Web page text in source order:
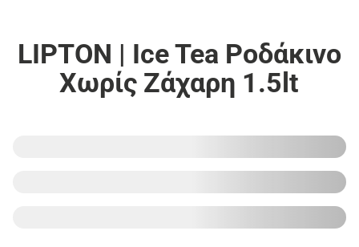
LIPTON | Ice Tea Ροδάκινο
Χωρίς Ζάχαρη 1.5lt